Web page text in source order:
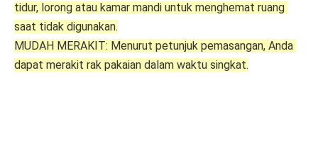
tidur, lorong atau kamar mandi untuk menghemat ruang
saat tidak digunakan.
MUDAH MERAKIT: Menurut petunjuk pemasangan, Anda
dapat merakit rak pakaian dalam waktu singkat.